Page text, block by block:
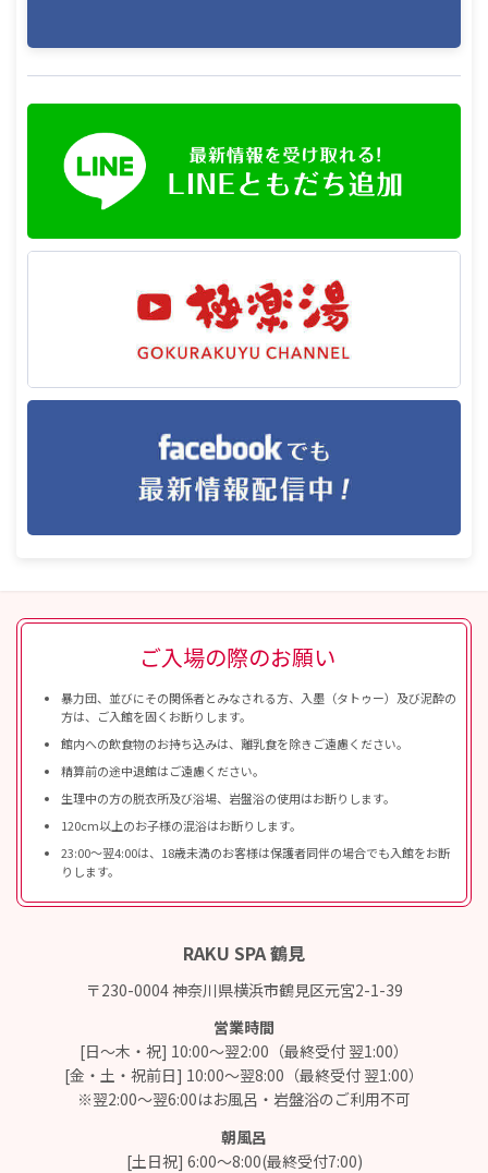
ご入場の際のお願い
暴力団、並びにその関係者とみなされる方、入墨（タトゥー）及び泥酔の
方は、ご入館を固くお断りします。
館内への飲食物のお持ち込みは、離乳食を除きご遠慮ください。
精算前の途中退館はご遠慮ください。
生理中の方の脱衣所及び浴場、岩盤浴の使用はお断りします。
120cm以上のお子様の混浴はお断りします。
23:00〜翌4:00は、18歳未満のお客様は保護者同伴の場合でも入館をお断
りします。
RAKU SPA 鶴見
〒230-0004 神奈川県横浜市鶴見区元宮2-1-39
営業時間
[日～木・祝] 10:00～翌2:00（最終受付 翌1:00）
[金・土・祝前日] 10:00～翌8:00（最終受付 翌1:00）
※翌2:00～翌6:00はお風呂・岩盤浴のご利用不可
朝風呂
[土日祝] 6:00～8:00(最終受付7:00)